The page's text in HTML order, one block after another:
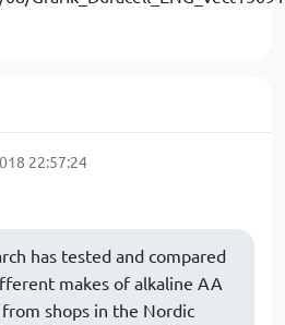
22:57:24
has tested and compared
makes of alkaline AA
shops in the Nordic